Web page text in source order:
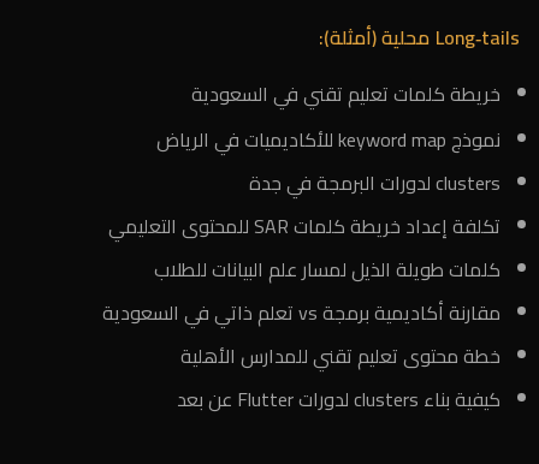
Long‑tails محلية (أمثلة):
خريطة كلمات تعليم تقني في السعودية
نموذج keyword map للأكاديميات في الرياض
clusters لدورات البرمجة في جدة
تكلفة إعداد خريطة كلمات SAR للمحتوى التعليمي
كلمات طويلة الذيل لمسار علم البيانات للطلاب
مقارنة أكاديمية برمجة vs تعلم ذاتي في السعودية
خطة محتوى تعليم تقني للمدارس الأهلية
كيفية بناء clusters لدورات Flutter عن بعد